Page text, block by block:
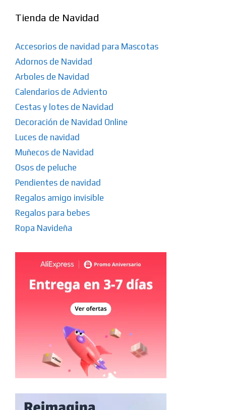
Tienda de Navidad
Accesorios de navidad para Mascotas
Adornos de Navidad
Arboles de Navidad
Calendarios de Adviento
Cestas y lotes de Navidad
Decoración de Navidad Online
Luces de navidad
Muñecos de Navidad
Osos de peluche
Pendientes de navidad
Regalos amigo invisible
Regalos para bebes
Ropa Navideña